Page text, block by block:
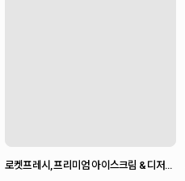
로켓프레시, 프리미엄 아이스크림 & 디저트